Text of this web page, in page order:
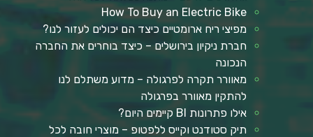
How To Buy an Electric Bike
מפיצי ריח ארומטיים כיצד הם יכולים לעזור לנו?
חברת ניקיון בירושלים – כיצד בוחרים את החברה
הנכונה
מאוורר תקרה לפרגולה – מדוע משתלם לנו
להתקין מאוורר בפרגולה
אילו פתרונות BI קיימים היום?
תיק סטודנט וקייס ללפטופ – מוצרי חובה לכל